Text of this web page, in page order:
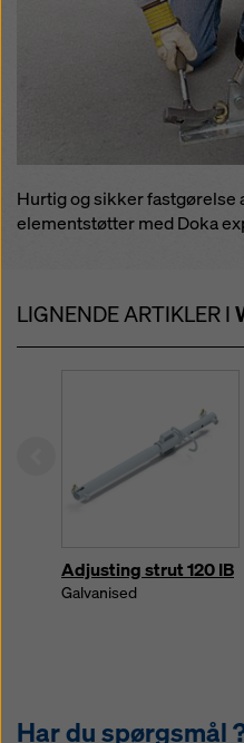
Hurtig og sikker fastgørelse
elementstøtter med Doka
LIGNENDE ARTIKLER I
Adjusting strut 120 IB
Galvanised
Har du spørgsmål